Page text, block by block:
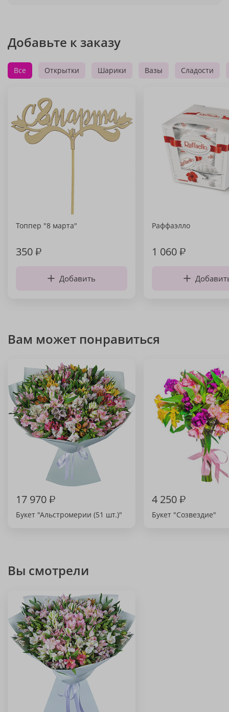
Добавьте к заказу
Все Открытки Шарики Вазы Сладости
Топпер "8 марта"
350₽
Добавить
Раффаэлло
1 060₽
Вам может понравиться
17 970₽
Букет "Альстромерии (51 шт.)"
4 250₽
Букет "Созвездие"
Вы смотрели